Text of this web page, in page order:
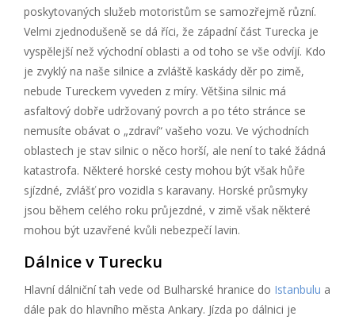
poskytovaných služeb motoristům se samozřejmě různí.
Velmi zjednodušeně se dá říci, že západní část Turecka je
vyspělejší než východní oblasti a od toho se vše odvíjí. Kdo
je zvyklý na naše silnice a zvláště kaskády děr po zimě,
nebude Tureckem vyveden z míry. Většina silnic má
asfaltový dobře udržovaný povrch a po této stránce se
nemusíte obávat o „zdraví“ vašeho vozu. Ve východních
oblastech je stav silnic o něco horší, ale není to také žádná
katastrofa. Některé horské cesty mohou být však hůře
sjízdné, zvlášť pro vozidla s karavany. Horské průsmyky
jsou během celého roku průjezdné, v zimě však některé
mohou být uzavřené kvůli nebezpečí lavin.
Dálnice v Turecku
Hlavní dálniční tah vede od Bulharské hranice do Istanbulu a
dále pak do hlavního města Ankary. Jízda po dálnici je